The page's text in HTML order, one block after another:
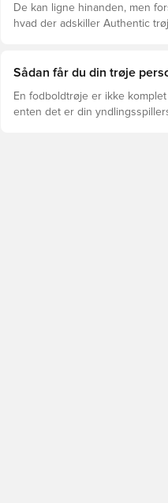
De kan ligne hinanden, men
hvad der adskiller Authentic
Sådan får du din trøje
En fodboldtrøje er ikke
enten det er din